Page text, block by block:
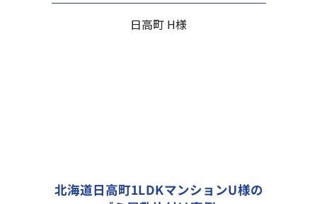
日高町 H様
北海道日高町1LDKマンションU様の